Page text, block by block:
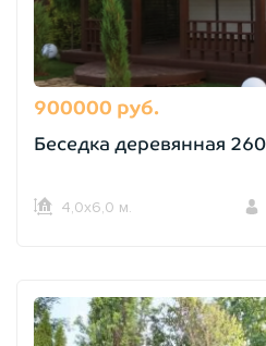
900000 руб.
Беседка деревянная
4,0х6,0 м.